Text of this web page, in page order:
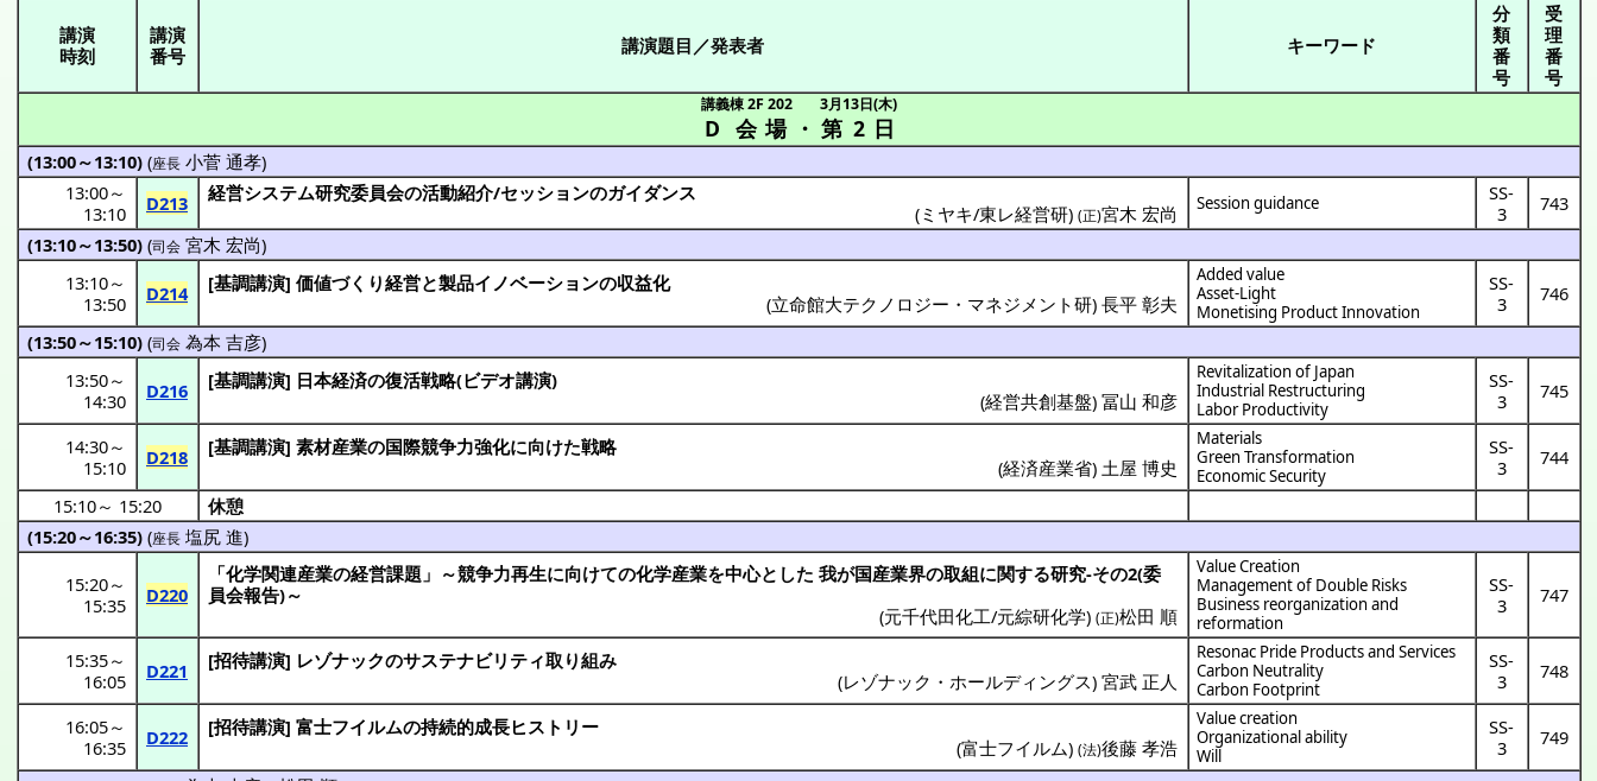
講演
時刻
講演
番号
講演題目／発表者 キーワード
分
類
番
号
受
理
番
号
D 会場
講義棟 2F 202
・ 第 2 日
3月13日(木)
(13:00～13:10)(座長 小菅 通孝)
13:00～
13:10
D213 経営システム研究委員会の活動紹介/セッションのガイダンス
(ミヤキ/東レ経営研)(正)宮木 宏尚 Session guidance
SS-
3
743
(13:10～13:50)(司会 宮木 宏尚)
13:10～
13:50
D214 [基調講演] 価値づくり経営と製品イノベーションの収益化
(立命館大テクノロジー・マネジメント研)長平 彰夫
Added value
Asset-Light
Monetising Product Innovation
SS-
3
746
(13:50～15:10)(司会 為本 吉彦)
13:50～
14:30
D216 [基調講演] 日本経済の復活戦略(ビデオ講演)
(経営共創基盤)冨山 和彦
Revitalization of Japan
Industrial Restructuring
Labor Productivity
SS-
3
745
14:30～
15:10
D218 [基調講演] 素材産業の国際競争力強化に向けた戦略
(経済産業省)土屋 博史
Materials
Green Transformation
Economic Security
SS-
3
744
15:10～ 15:20
休憩
(15:20～16:35)(座長 塩尻 進)
15:20～
15:35
D220
「化学関連産業の経営課題 」～競争力再生に向けての化学産業を中心とした 我が国産業界の取組に関する研究-その2(委
員会報告)～
(元千代田化工/元綜研化学)(正)松田 順
Value Creation
Management of Double Risks
Business reorganization and
reformation
SS-
3
747
15:35～
16:05
D221 [招待講演] レゾナックのサステナビリティ取り組み
(レゾナック・ホールディングス)宮武 正人
Resonac Pride Products and Services
Carbon Neutrality
Carbon Footprint
SS-
3
748
16:05～
16:35
D222 [招待講演] 富士フイルムの持続的成長ヒストリー
(富士フイルム)(法)後藤 孝浩
Value creation
Organizational ability
Will
SS-
3
749